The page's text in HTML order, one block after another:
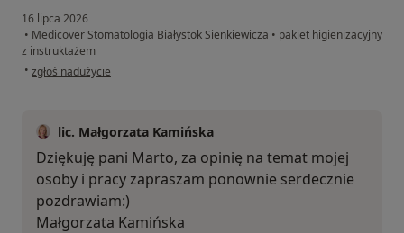
16 lipca 2026
• Medicover Stomatologia Białystok Sienkiewicza • pakiet higienizacyjny
z instruktażem
• w opinii użytkownika Marta
zgłoś nadużycie
lic. Małgorzata Kamińska
Dziękuję pani Marto, za opinię na temat mojej
osoby i pracy zapraszam ponownie serdecznie
pozdrawiam:)
Małgorzata Kamińska